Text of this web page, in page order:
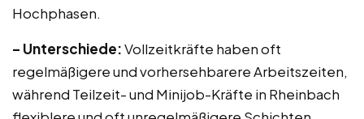
Hochphasen.
– Unterschiede:Vollzeitkräfte haben oft
regelmäßigere und vorhersehbarere Arbeitszeiten,
während Teilzeit- und Minijob-Kräfte in Rheinbach